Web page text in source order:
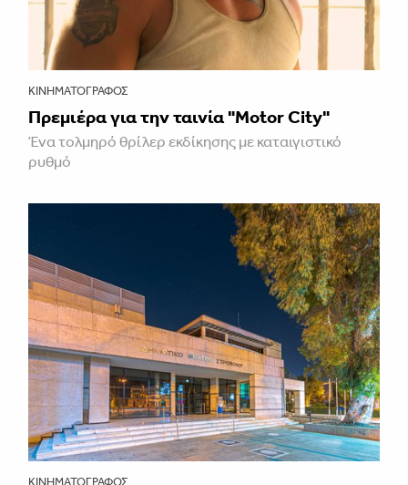
ΚΙΝΗΜΑΤΟΓΡΆΦΟΣ
Πρεμιέρα για την ταινία "Motor City"
Ένα τολμηρό θρίλερ εκδίκησης με καταιγιστικό
ρυθμό
ΚΙΝΗΜΑΤΟΓΡΆΦΟΣ